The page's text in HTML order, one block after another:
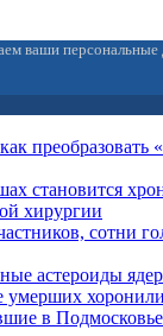
ваши
становится
хирургии
сотни
астероиды
в